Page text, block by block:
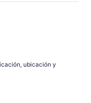
ubicación y